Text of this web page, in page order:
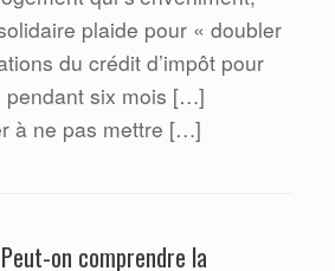
plaide pour « doubler
du crédit d’impôt pour
pendant six mois […]
à ne pas mettre […]
on comprendre la